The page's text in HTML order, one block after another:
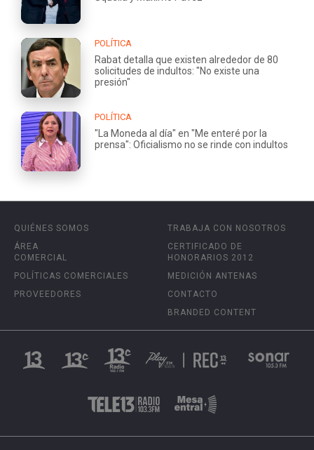
POLÍTICA
Rabat detalla que existen alrededor de 80
solicitudes de indultos: "No existe una
presión"
POLÍTICA
"La Moneda al día" en "Me enteré por la
prensa": Oficialismo no se rinde con indultos
QUIÉNES SOMOS
ÁREA
COMERCIAL
POLÍTICAS COMERCIALES
PROVEEDORES
TRABAJA CON NOSOTROS
CERTIFICADO DE
HONORARIOS 2012
MEDICIÓN ANTENAS
CONTACTO
BRANDED CONTENT